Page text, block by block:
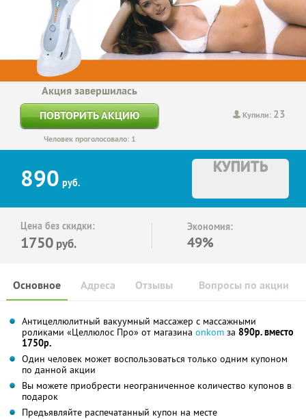
Купили: 23
Акция завершилась
ПОВТОРИТЬ АКЦИЮ
Человек проголосовало: 1
890 руб.
КУПИТЬ
Цена без скидки:
1750 руб.
Экономия:
49%
Основное Отзывы Вопросы по акции
Адреса
Антицеллюлитный вакуумный массажер с массажными
роликами «Целлюлос Про» от магазина onkom за 890р. вместо
1750р.
Один человек может воспользоваться только одним купоном
по данной акции
Вы можете приобрести неограниченное количество купонов в
подарок
Предъявляйте распечатанный купон на месте